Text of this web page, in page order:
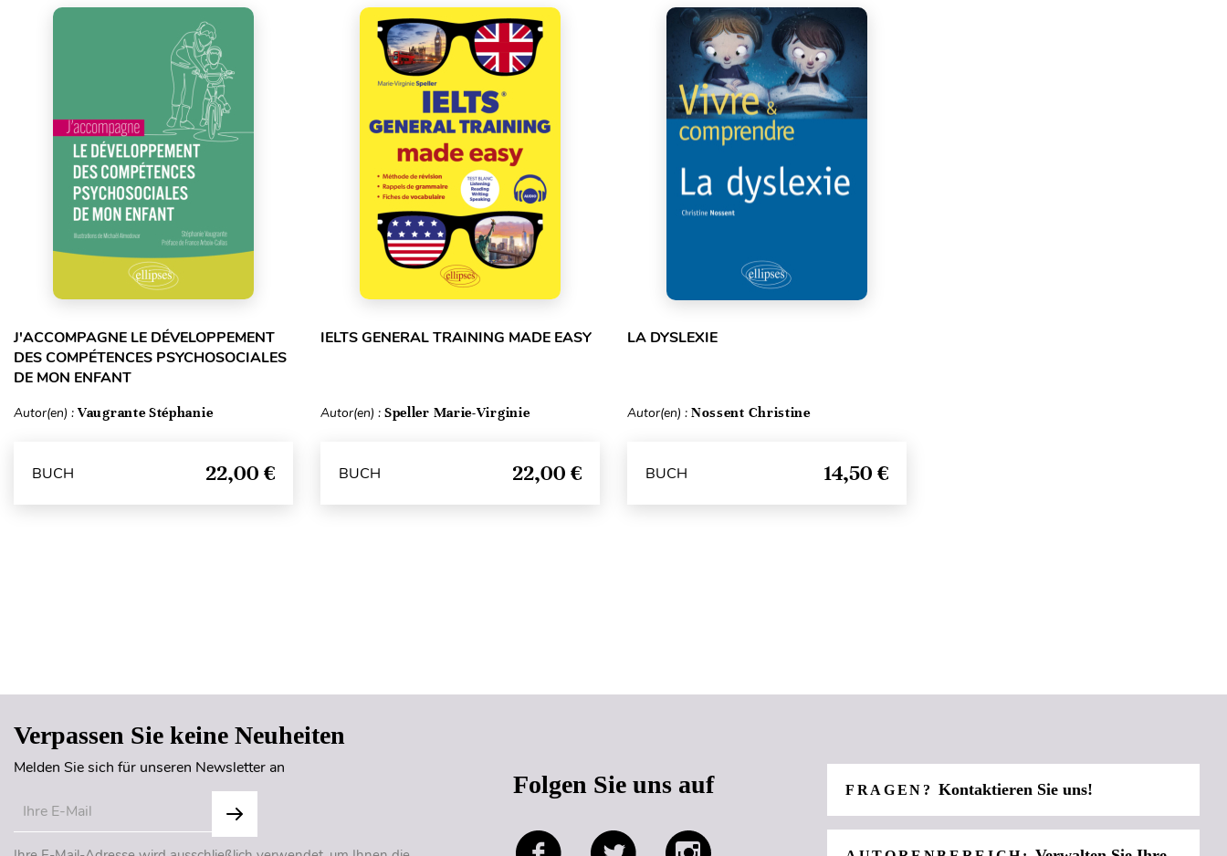
J'ACCOMPAGNE LE DÉVELOPPEMENT
DES COMPÉTENCES PSYCHOSOCIALES
DE MON ENFANT
Autor(en) : Vaugrante Stéphanie
BUCH 22,00 €
IELTS GENERAL TRAINING MADE EASY
Autor(en) : Speller Marie-Virginie
BUCH 22,00 €
LA DYSLEXIE
Autor(en) : Nossent Christine
BUCH 14,50 €
Verpassen Sie keine Neuheiten
Melden Sie sich für unseren Newsletter an
Folgen Sie uns auf FRAGEN?Kontaktieren Sie uns!